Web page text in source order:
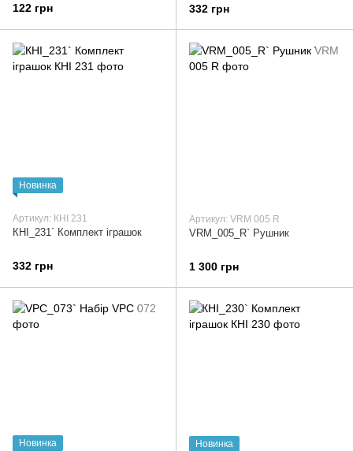
122 грн 332 грн
Новинка
Артикул: КНІ 231
КНІ_231` Комплект іграшок
332 грн
Артикул: VRM 005 R
VRM_005_R` Рушник
1 300 грн
Новинка Новинка